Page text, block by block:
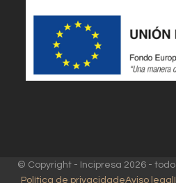
© Copyright - Incipresa 2026 -
Política de privacidadeAviso legal